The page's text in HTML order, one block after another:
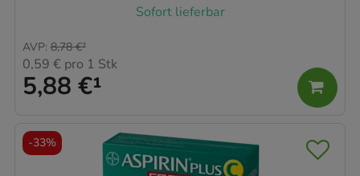
Sofort lieferbar
5,88 €¹
AVP: 8,78 €²
0,59 € pro 1 Stk
-33%